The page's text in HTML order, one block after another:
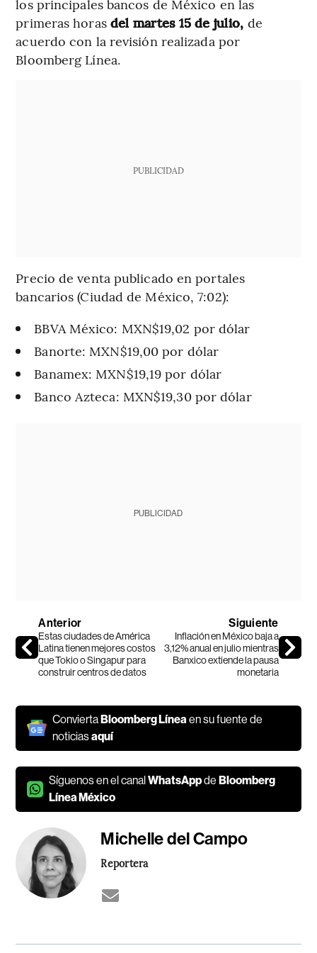
los principales bancos de México en las
primeras horas del martes 15 de julio, de
acuerdo con la revisión realizada por
Bloomberg Línea.
PUBLICIDAD
Precio de venta publicado en portales
bancarios (Ciudad de México, 7:02):
BBVA México: MXN$19,02 por dólar
Banorte: MXN$19,00 por dólar
Banamex: MXN$19,19 por dólar
Banco Azteca: MXN$19,30 por dólar
PUBLICIDAD
Anterior
Estas ciudades de América
Latina tienen mejores costos
que Tokio o Singapur para
construir centros de datos
Siguiente
Inflación en México baja a
3,12% anual en julio mientras
Banxico extiende la pausa
monetaria
ConviertaBloomberg Línea en su fuente de
noticiasaquí
Síguenos en el canalWhatsAppdeBloomberg
Línea México
Michelle del Campo
Reportera